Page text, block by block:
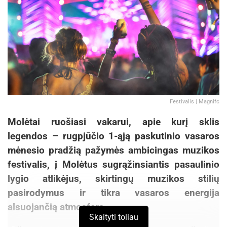
deklaratyviais, nes jis niekur nedirba.
Šaltinis: Teismai.lt
Žymos: Pareigūnai
Festivalis | Magnifc
Molėtai ruošiasi vakarui, apie kurį sklis
legendos – rugpjūčio 1-ąją paskutinio vasaros
mėnesio pradžią pažymės ambicingas muzikos
festivalis, į Molėtus sugrąžinsiantis pasaulinio
lygio atlikėjus, skirtingų muzikos stilių
pasirodymus ir tikra vasaros energija
alsuojančią atmosferą.
Skaityti toliau